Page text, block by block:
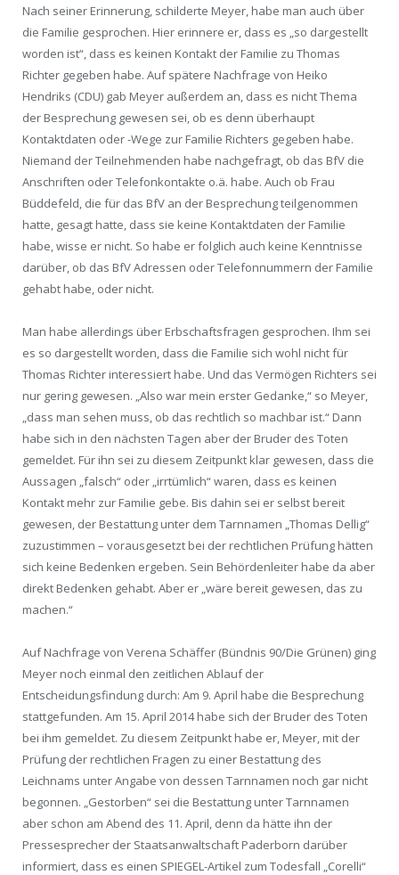
Nach seiner Erinnerung, schilderte Meyer, habe man auch über
die Familie gesprochen. Hier erinnere er, dass es „so dargestellt
worden ist“, dass es keinen Kontakt der Familie zu Thomas
Richter gegeben habe. Auf spätere Nachfrage von Heiko
Hendriks (CDU) gab Meyer außerdem an, dass es nicht Thema
der Besprechung gewesen sei, ob es denn überhaupt
Kontaktdaten oder -Wege zur Familie Richters gegeben habe.
Niemand der Teilnehmenden habe nachgefragt, ob das BfV die
Anschriften oder Telefonkontakte o.ä. habe. Auch ob Frau
Büddefeld, die für das BfV an der Besprechung teilgenommen
hatte, gesagt hatte, dass sie keine Kontaktdaten der Familie
habe, wisse er nicht. So habe er folglich auch keine Kenntnisse
darüber, ob das BfV Adressen oder Telefonnummern der Familie
gehabt habe, oder nicht.
Man habe allerdings über Erbschaftsfragen gesprochen. Ihm sei
es so dargestellt worden, dass die Familie sich wohl nicht für
Thomas Richter interessiert habe. Und das Vermögen Richters sei
nur gering gewesen. „Also war mein erster Gedanke,“ so Meyer,
„dass man sehen muss, ob das rechtlich so machbar ist.“ Dann
habe sich in den nächsten Tagen aber der Bruder des Toten
gemeldet. Für ihn sei zu diesem Zeitpunkt klar gewesen, dass die
Aussagen „falsch“ oder „irrtümlich“ waren, dass es keinen
Kontakt mehr zur Familie gebe. Bis dahin sei er selbst bereit
gewesen, der Bestattung unter dem Tarnnamen „Thomas Dellig“
zuzustimmen – vorausgesetzt bei der rechtlichen Prüfung hätten
sich keine Bedenken ergeben. Sein Behördenleiter habe da aber
direkt Bedenken gehabt. Aber er „wäre bereit gewesen, das zu
machen.“
Auf Nachfrage von Verena Schäffer (Bündnis 90/Die Grünen) ging
Meyer noch einmal den zeitlichen Ablauf der
Entscheidungsfindung durch: Am 9. April habe die Besprechung
stattgefunden. Am 15. April 2014 habe sich der Bruder des Toten
bei ihm gemeldet. Zu diesem Zeitpunkt habe er, Meyer, mit der
Prüfung der rechtlichen Fragen zu einer Bestattung des
Leichnams unter Angabe von dessen Tarnnamen noch gar nicht
begonnen. „Gestorben“ sei die Bestattung unter Tarnnamen
aber schon am Abend des 11. April, denn da hätte ihn der
Pressesprecher der Staatsanwaltschaft Paderborn darüber
informiert, dass es einen SPIEGEL-Artikel zum Todesfall „Corelli“